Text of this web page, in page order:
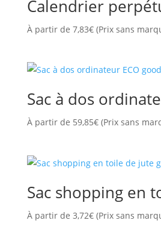
Calendrier
À partir de 7,83€(Prix sans
Sac à dos
À partir de 59,85€(Prix sans
Sac shopping en
À partir de 3,72€(Prix sans